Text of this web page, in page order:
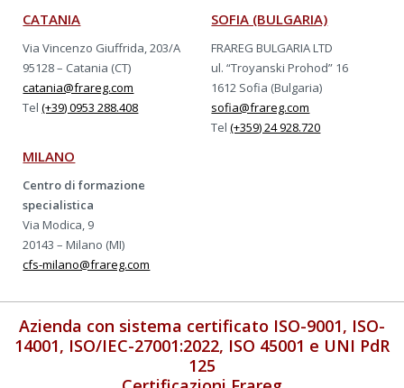
CATANIA
Via Vincenzo Giuffrida, 203/A
95128 – Catania (CT)
catania@frareg.com
Tel(+39) 0953 288.408
SOFIA (BULGARIA)
FRAREG BULGARIA LTD
ul. “Troyanski Prohod” 16
1612 Sofia (Bulgaria)
sofia@frareg.com
Tel(+359) 24 928.720
MILANO
Centro di formazione
specialistica
Via Modica, 9
20143 – Milano (MI)
cfs-milano@frareg.com
Azienda con sistema certificato ISO-9001, ISO-
14001, ISO/IEC-27001:2022, ISO 45001 e UNI PdR
125